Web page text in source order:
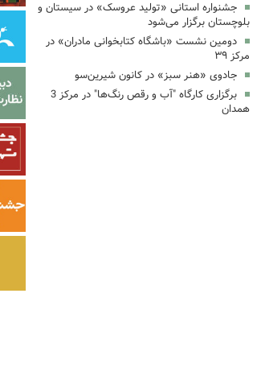
جشنواره استانی «تولید عروسک» در سیستان و
بلوچستان برگزار می‌شود
دومین نشست «باشگاه کتابخوانی مادران» در
مرکز ۳۹
جادوی «هنر سبز» در کانون شیرین‌سو
برگزاری کارگاه "آب و رقص رنگ‌ها" در مرکز 3
همدان